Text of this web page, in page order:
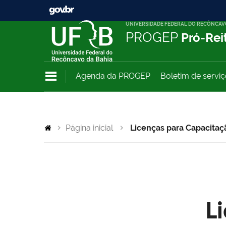
UNIVERSIDADE FEDERAL DO
PROGEP Pró-
Agenda da PROGEP Boletim de
Página inicial Licenças para